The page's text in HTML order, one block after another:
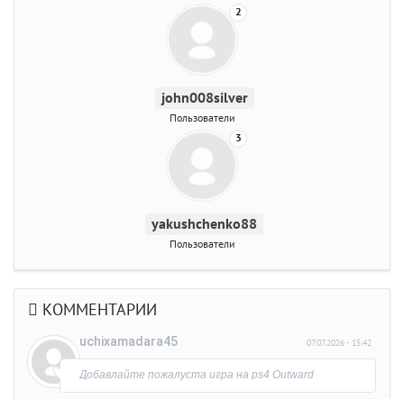
2
john008silver
Пользователи
3
yakushchenko88
Пользователи
КОММЕНТАРИИ
uchixamadara45 07.07.2026 - 15:42
Добавлайте пожалуста игра на ps4 Outward